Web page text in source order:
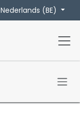
Nederlands (BE)